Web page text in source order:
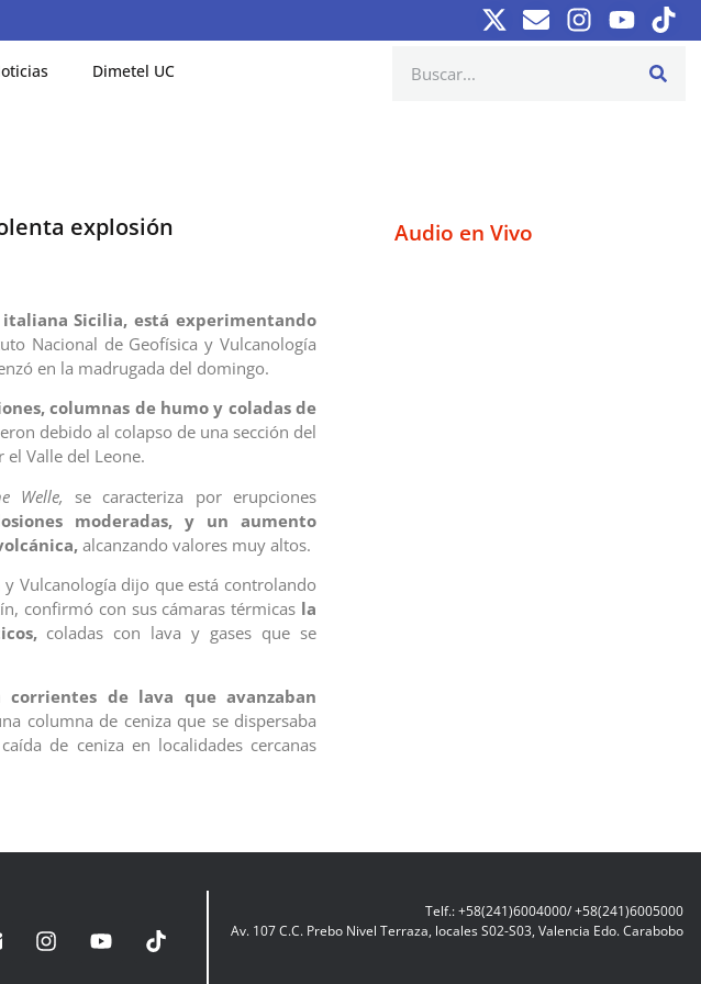
Dimetel UC
explosión
Sicilia, está experimentando
Nacional de Geofísica y Vulcanología
en la madrugada del domingo.
columnas de humo y coladas de
debido al colapso de una sección del
Valle del Leone.
Welle, se caracteriza por erupciones
moderadas, y un aumento
alcanzando valores muy altos.
Vulcanología dijo que está controlando
confirmó con sus cámaras térmicas la
coladas con lava y gases que se
corrientes de lava que avanzaban
columna de ceniza que se dispersaba
de ceniza en localidades cercanas
Audio en Vivo
Telf.: +58(241)6004000/ +58(241)6005000
Av. 107 C.C. Prebo Nivel Terraza, locales S02-S03, Valencia Edo. Carabobo